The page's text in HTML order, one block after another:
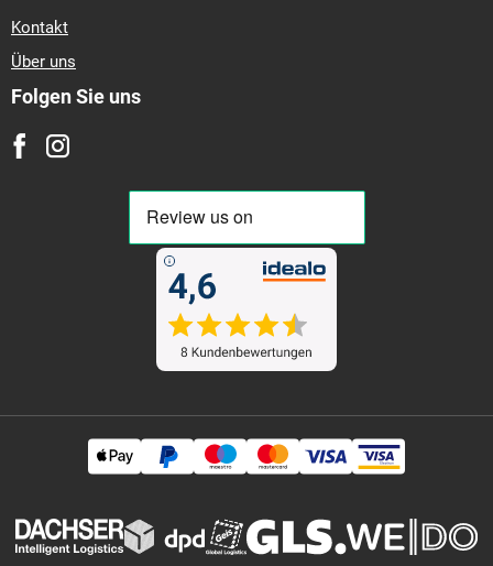
Kontakt
Über uns
Folgen Sie uns